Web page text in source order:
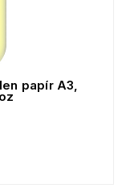
papír A3,